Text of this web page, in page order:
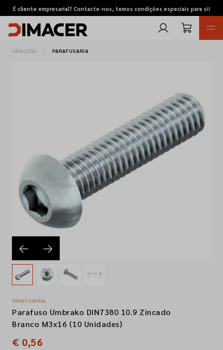
É cliente empresarial? Contacte-nos, temos condições especiais para si!
Pedidos de cotação
Marcas
Favoritos
Empresa
Contactos
Siga-nos nas redes sociais
CATÁLOGO PARAFUSARIA
PARAFUSARIA
Parafuso Umbrako DIN7380 10.9 Zincado
Branco M3x16 (10 Unidades)
€ 0,56